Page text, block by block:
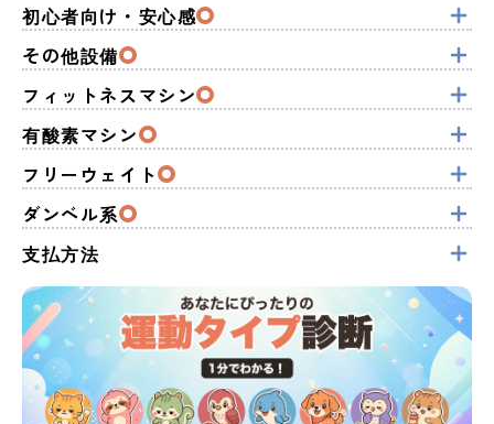
初心者向け・安心感
その他設備
フィットネスマシン
有酸素マシン
フリーウェイト
ダンベル系
支払方法